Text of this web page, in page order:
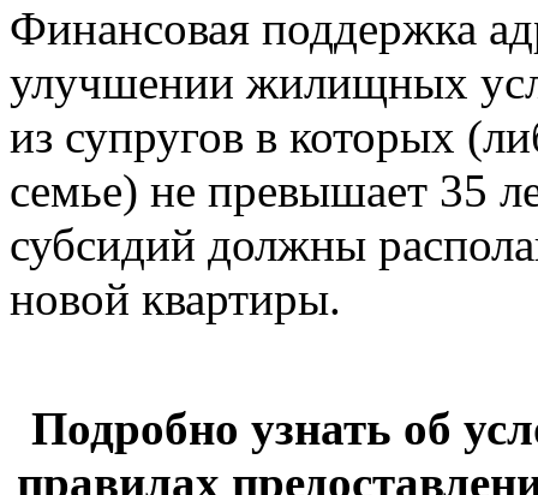
Финансовая поддержка
улучшении жилищных
из супругов в которых
семье) не превышает 35
субсидий должны
новой квартиры.
Подробно узнать об
правилах